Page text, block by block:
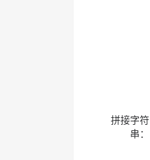
拼接字符
串：